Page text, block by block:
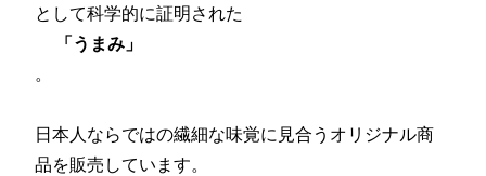
として科学的に証明された
「うまみ」
。
日本人ならではの繊細な味覚に見合うオリジナル商
品を販売しています。